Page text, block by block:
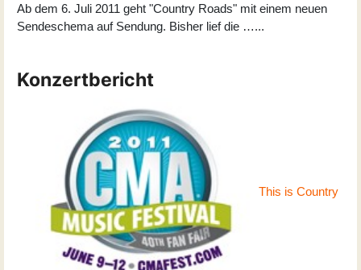
Ab dem 6. Juli 2011 geht "Country Roads" mit einem neuen
Sendeschema auf Sendung. Bisher lief die …...
Konzertbericht
This is Country